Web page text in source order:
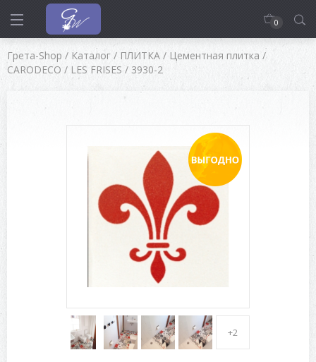
0
Грета-Shop / Каталог / ПЛИТКА / Цементная плитка /
CARODECO / LES FRISES / 3930-2
+2